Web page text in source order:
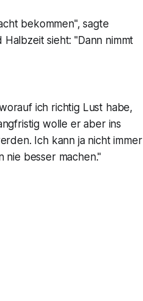
bekommen", sagte
sieht: "Dann nimmt
ich richtig Lust habe,
wolle er aber ins
Ich kann ja nicht immer
nie besser machen."